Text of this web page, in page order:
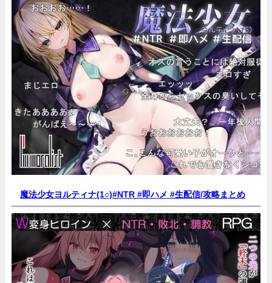
魔法少女ヨルティナ(1○)#NTR #即ハメ #生配信/攻略まとめ